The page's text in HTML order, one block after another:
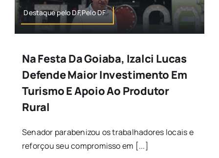
Destaque pelo DF,Pelo DF
Na Festa Da Goiaba, Izalci Lucas
Defende Maior Investimento Em
Turismo E Apoio Ao Produtor
Rural
Senador parabenizou os trabalhadores locais e
reforçou seu compromisso em [...]